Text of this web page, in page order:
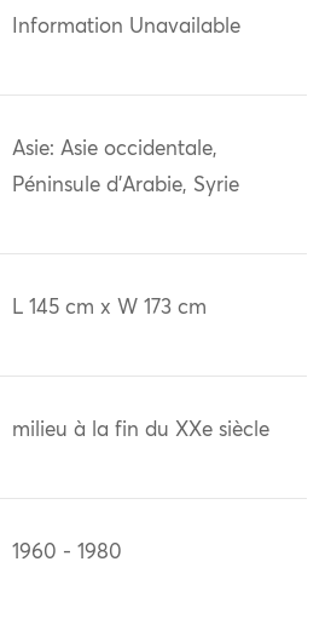
Information Unavailable
Asie: Asie occidentale,
Péninsule d'Arabie, Syrie
L 145 cm x W 173 cm
milieu à la fin du XXe siècle
1960 - 1980